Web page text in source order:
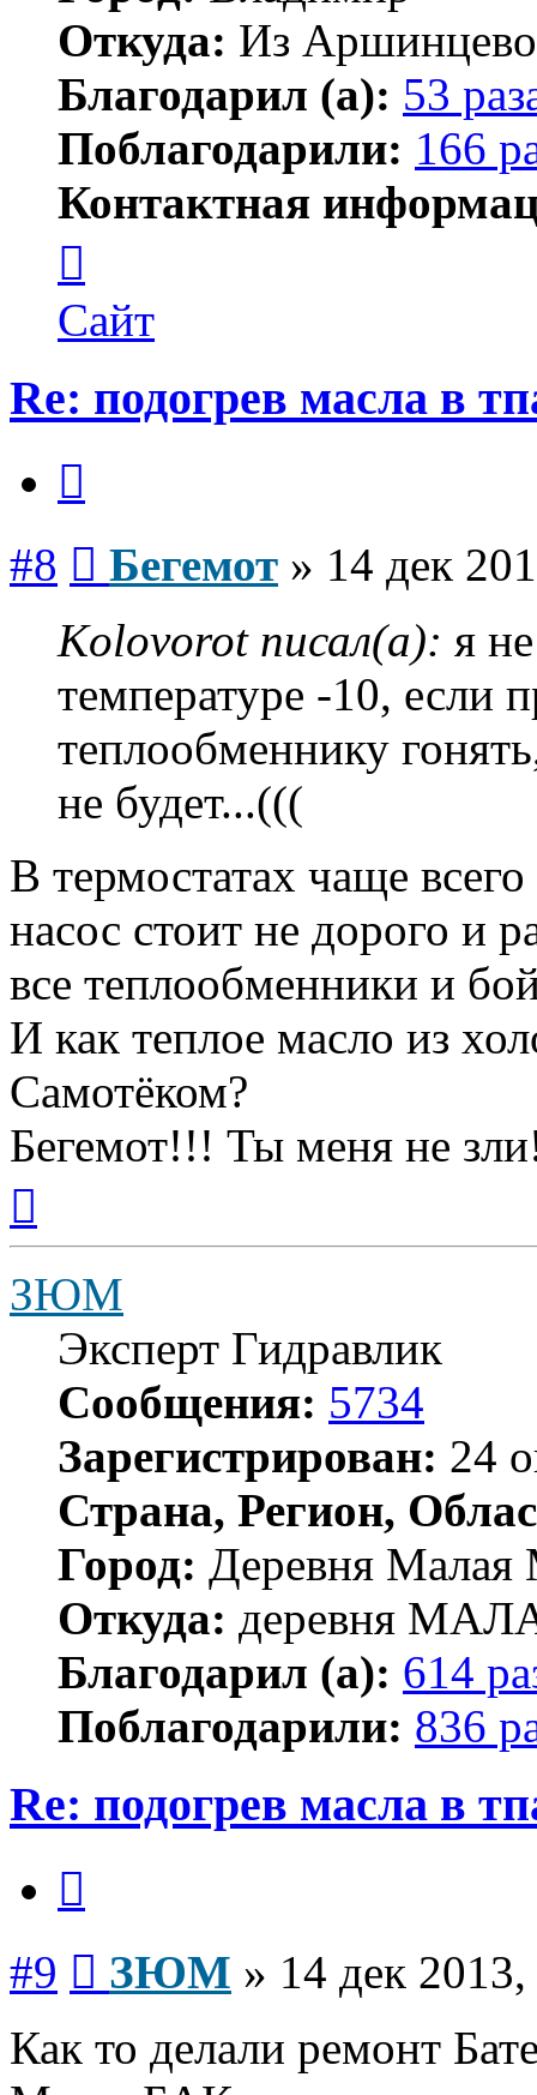
Откуда: Из
Благодарил (а): 53
Поблагодарили: 166
Контактная
пользователя
Бегемот
Сайт
Re: подогрев масла в
#8 Бегемот » 14 дек
Kolovorot писал(а): я
температуре -10, если
теплообменнику
не будет...(((
В термостатах чаще
насос стоит не дорого и
все теплообменники и
И как теплое масло из
Самотёком?
Бегемот!!! Ты меня не
началу
ЗЮМ
Эксперт Гидравлик
Сообщения: 5734
Зарегистрирован: 24
Страна, Регион,
Город: Деревня Малая
Откуда: деревня
Благодарил (а): 614
Поблагодарили: 836
Re: подогрев масла в
#9 ЗЮМ » 14 дек
Как то делали ремонт